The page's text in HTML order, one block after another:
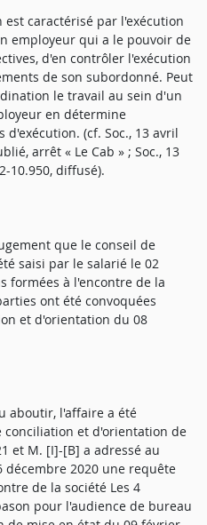
caractérisé par l'exécution
employeur qui a le pouvoir de
d'en contrôler l'exécution
de son subordonné. Peut
le travail au sein d'un
en détermine
(cf. Soc., 13 avril
arrêt « Le Cab » ; Soc., 13
10.950, diffusé).
que le conseil de
saisi par le salarié le 02
formées à l'encontre de la
ont été convoquées
et d'orientation du 08
aboutir, l'affaire a été
conciliation et d'orientation de
et M. [I]-[B] a adressé au
2020 une requête
de la société Les 4
pour l'audience de bureau